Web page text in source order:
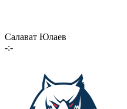
Салават Юлаев
-:-